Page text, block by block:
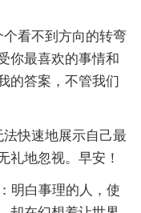
看不到方向的转弯
你最喜欢的事情和
的答案，不管我们
快速地展示自己最
礼地忽视。早安！
明白事理的人，使